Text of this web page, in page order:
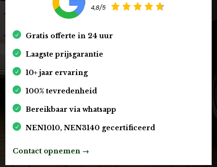
Gratis offerte in 24 uur
Laagste prijsgarantie
10+ jaar ervaring
100% tevredenheid
Bereikbaar via whatsapp
NEN1010, NEN3140 gecertificeerd
Contact opnemen →